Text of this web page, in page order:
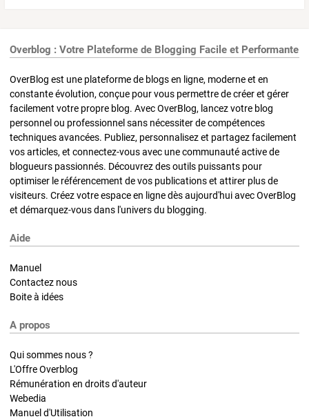
Overblog : Votre Plateforme de Blogging Facile et Performante
OverBlog est une plateforme de blogs en ligne, moderne et en
constante évolution, conçue pour vous permettre de créer et gérer
facilement votre propre blog. Avec OverBlog, lancez votre blog
personnel ou professionnel sans nécessiter de compétences
techniques avancées. Publiez, personnalisez et partagez facilement
vos articles, et connectez-vous avec une communauté active de
blogueurs passionnés. Découvrez des outils puissants pour
optimiser le référencement de vos publications et attirer plus de
visiteurs. Créez votre espace en ligne dès aujourd'hui avec OverBlog
et démarquez-vous dans l'univers du blogging.
Aide
Manuel
Contactez nous
Boite à idées
A propos
Qui sommes nous ?
L'Offre Overblog
Rémunération en droits d'auteur
Webedia
Manuel d'Utilisation